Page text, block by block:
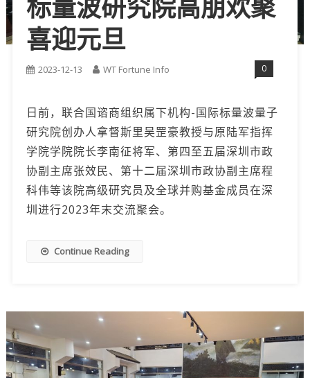
标量波研究院高朋欢聚
喜迎元旦
2023-12-13 WT Fortune Info 0
日前，联合国谘商组织属下机构-国际标量波量子
研究院创办人拿督斯里吴罡豪教授与原陆军指挥
学院学院院长李南征将军、第四至五届深圳市政
协副主席张效民、第十二届深圳市政协副主席程
科伟等该院高级研究员及全球并购基金成员在深
圳进行2023年末交流聚会。
Continue Reading